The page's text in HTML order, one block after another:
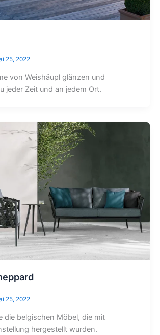
25, 2022
von Weishäupl glänzen und
jeder Zeit und an jedem Ort.
25, 2022
die belgischen Möbel, die mit
hergestellt wurden.